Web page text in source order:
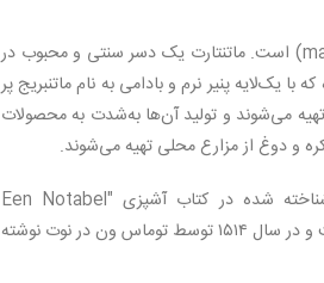
نام محبوب دیگری که در فهرست دسرهای بلژیک به چشم می‌خورد، ماتنتارت (mattentaart) است. ماتنتارت یک دسر سنتی و محبوب در
پنیر نرم و بادامی به نام ماتنبریج پر
می‌شوند و تولید آن‌ها به‌شدت به محصولات
کره و دوغ از مزارع محلی تهیه می‌شوند.
اگرچه ریشه‌های ماتنتارت به قرون‌وسطی بازمی‌گردد، اما قدیمی‌ترین دستور پخت شناخته شده در کتاب آشپزی "Een Notabel
Boecxken van Cokeryen" یافت شده است که اولین کتاب آشپزی به زبان هلندی است و در سال ۱۵۱۴ توسط توماس ون در نوت نوشته